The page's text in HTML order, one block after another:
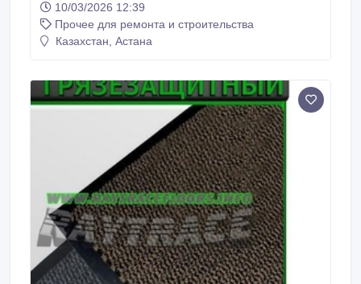
ковровое покрытие “TRIBUNE” может
использоваться круглогодично. Основа
влаговпитывающего покрытия “TRIBUNE” состоит из
10/03/2026 12:39
Прочее для ремонта и строительства
Казахстан, Астана